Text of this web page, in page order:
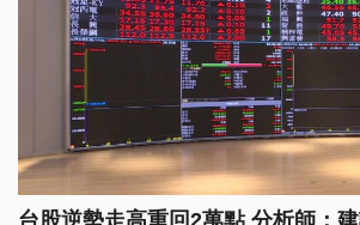
台股逆勢走高重回2萬點 分析師：